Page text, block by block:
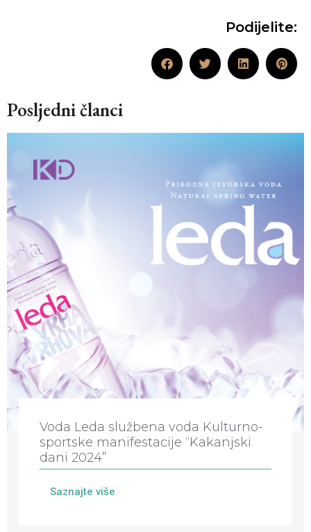
Podijelite:
Posljedni članci
Voda Leda službena voda Kulturno-
sportske manifestacije “Kakanjski
dani 2024”
Saznajte više